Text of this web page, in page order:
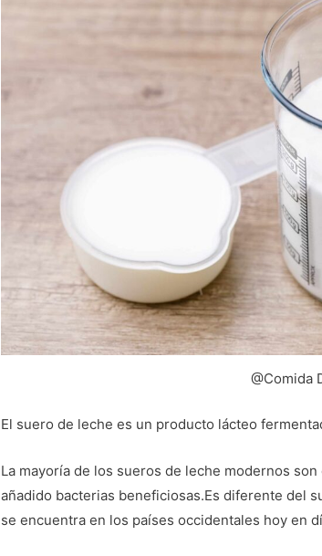
@Comida
El suero de leche es un producto lácteo
La mayoría de los sueros de leche modernos
añadido bacterias beneficiosas.Es diferente del
se encuentra en los países occidentales hoy en